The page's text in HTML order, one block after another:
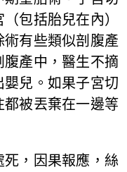
包括胎兒在內）
有些類似剖腹產
產中，醫生不摘
兒。如果子宮切
都被丟棄在一邊等
，因果報應，絲